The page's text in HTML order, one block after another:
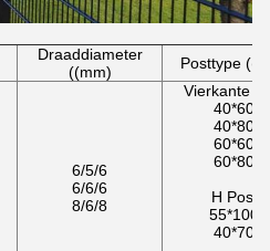
Draaddiameter
((mm)
Posttype
6/5/6
6/6/6
8/6/8
Vierkante
40*60
40*80
60*60
60*80
H Post
55*100
40*70